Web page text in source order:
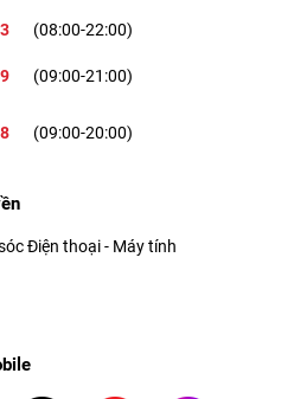
(08:00-22:00)
(09:00-21:00)
(09:00-20:00)
Điện thoại - Máy tính